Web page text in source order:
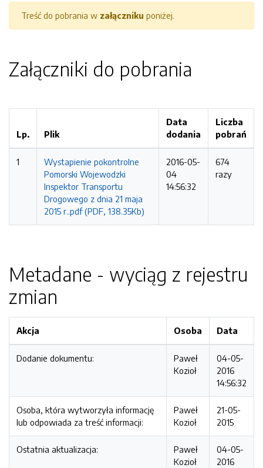
Treść do pobrania w załączniku poniżej.
Załączniki do pobrania
Lp. Plik
Data
dodania
Liczba
pobrań
1
Wystapienie pokontrolne
Pomorski Wojewodzki
Inspektor Transportu
Drogowego z dnia 21 maja
2015 r..pdf (PDF, 138.35Kb)
2016-05-
04
14:56:32
674
razy
Metadane - wyciąg z rejestru
zmian
Akcja Osoba Data
Dodanie dokumentu:
Paweł
Kozioł
04-05-
2016
14:56:32
Osoba, która wytworzyła informację
lub odpowiada za treść informacji:
Paweł
Kozioł
21-05-
2015
Ostatnia aktualizacja:
Paweł
Kozioł
04-05-
2016